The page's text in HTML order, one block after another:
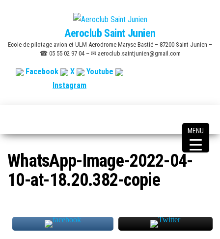
content
Aeroclub Saint Junien
Ecole de pilotage avion et ULM Aerodrome Maryse Bastié – 87200 Saint Junien –
☎ 05 55 02 97 04 – ✉ aeroclub.saintjunien@gmail.com
Facebook X
Youtube
Instagram
WhatsApp-Image-2022-04-
10-at-18.20.382-copie
MENU